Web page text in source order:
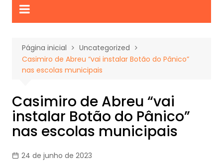
Página inicial
Uncategorized
Casimiro de Abreu “vai instalar Botão do Pânico”
nas escolas municipais
Casimiro de Abreu “vai
instalar Botão do Pânico”
nas escolas municipais
24 de junho de 2023